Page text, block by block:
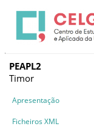
PEAPL2
Timor
Apresentação
Ficheiros XML